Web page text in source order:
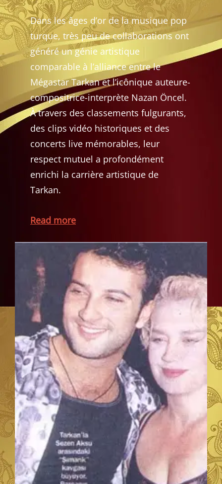
Dans les âges d’or de la musique pop
turque, très peu de collaborations ont
généré un génie artistique
comparable à l’alliance entre le
Mégastar Tarkan et l’icônique auteure-
compositrice-interprète Nazan Öncel.
À travers des classements fulgurants,
des clips vidéo historiques et des
concerts live mémorables, leur
respect mutuel a profondément
enrichi la carrière artistique de
Tarkan.
Read more